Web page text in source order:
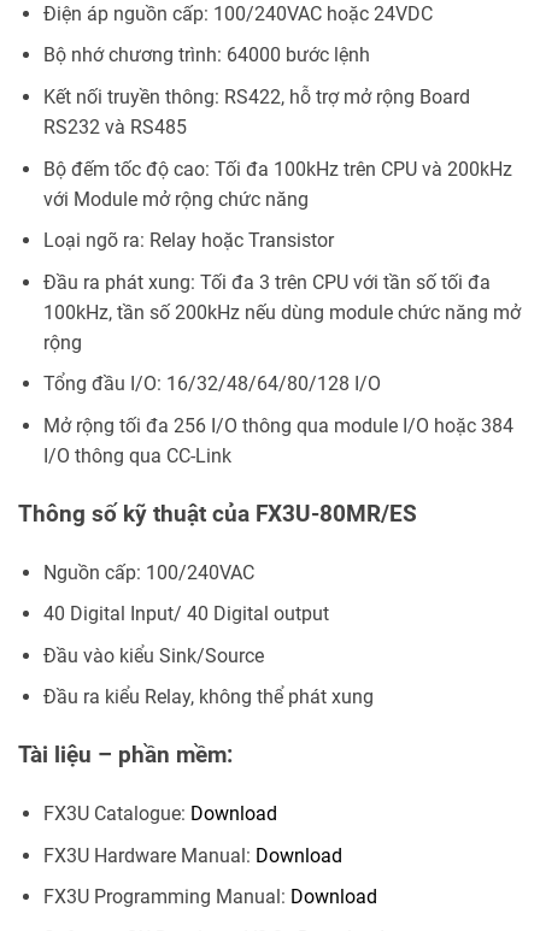
Điện áp nguồn cấp: 100/240VAC hoặc 24VDC
Bộ nhớ chương trình: 64000 bước lệnh
Kết nối truyền thông: RS422, hỗ trợ mở rộng Board
RS232 và RS485
Bộ đếm tốc độ cao: Tối đa 100kHz trên CPU và 200kHz
với Module mở rộng chức năng
Loại ngõ ra: Relay hoặc Transistor
Đầu ra phát xung: Tối đa 3 trên CPU với tần số tối đa
100kHz, tần số 200kHz nếu dùng module chức năng mở
rộng
Tổng đầu I/O: 16/32/48/64/80/128 I/O
Mở rộng tối đa 256 I/O thông qua module I/O hoặc 384
I/O thông qua CC-Link
Thông số kỹ thuật của FX3U-80MR/ES
Nguồn cấp: 100/240VAC
40 Digital Input/ 40 Digital output
Đầu vào kiểu Sink/Source
Đầu ra kiểu Relay, không thể phát xung
Tài liệu – phần mềm:
FX3U Catalogue: Download
FX3U Hardware Manual: Download
FX3U Programming Manual: Download